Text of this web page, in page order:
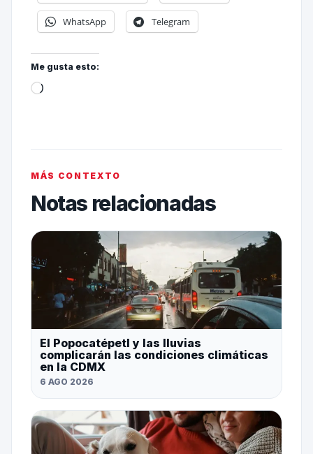
WhatsApp Telegram
Me gusta esto:
MÁS CONTEXTO
Notas relacionadas
El Popocatépetl y las lluvias
complicarán las condiciones climáticas
en la CDMX
6 AGO 2026